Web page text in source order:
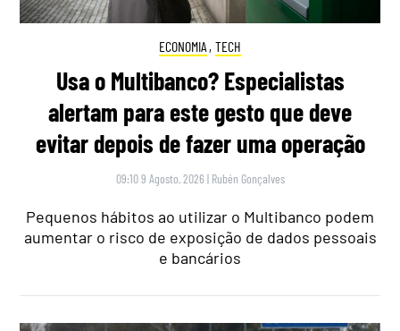
ECONOMIA , TECH
Usa o Multibanco? Especialistas
alertam para este gesto que deve
evitar depois de fazer uma operação
09:10 9 Agosto, 2026 | Rubén Gonçalves
Pequenos hábitos ao utilizar o Multibanco podem
aumentar o risco de exposição de dados pessoais
e bancários